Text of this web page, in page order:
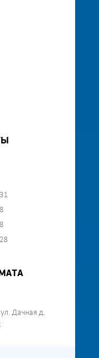
Дачная д.